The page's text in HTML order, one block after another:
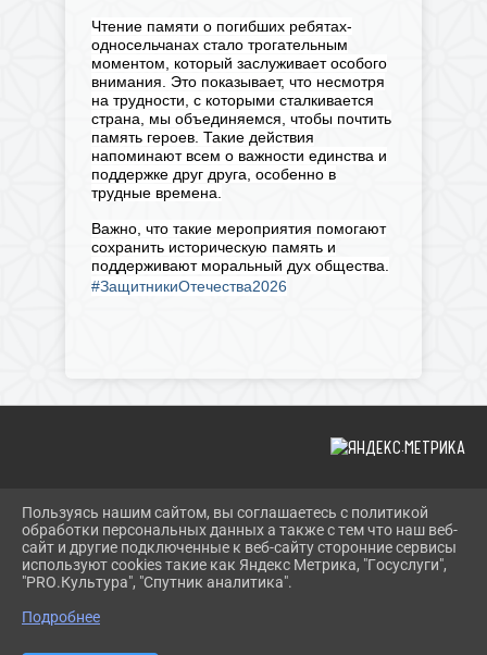
Чтение памяти о погибших ребятах-
односельчанах стало трогательным
моментом, который заслуживает особого
внимания. Это показывает, что несмотря
на трудности, с которыми сталкивается
страна, мы объединяемся, чтобы почтить
память героев. Такие действия
напоминают всем о важности единства и
поддержке друг друга, особенно в
трудные времена.
Важно, что такие мероприятия помогают
сохранить историческую память и
поддерживают моральный дух общества.
#ЗащитникиОтечества2026
2026 Г. SHERBOK.RU
ВХОД
КАРТА САЙТА
ПОЛИТИКА ОБРАБОТКИ ПЕРСОНАЛЬНЫХ ДАННЫХ
СДЕЛАНО НА KUBCMS
Пользуясь нашим сайтом, вы соглашаетесь с политикой
обработки персональных данных а также с тем что наш веб-
сайт и другие подключенные к веб-сайту сторонние сервисы
используют cookies такие как Яндекс Метрика, "Госуслуги",
"PRO.Культура", "Спутник аналитика".
Подробнее